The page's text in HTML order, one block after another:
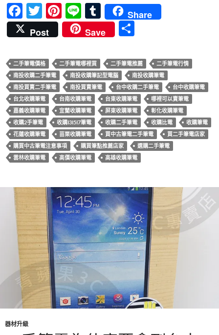
F
ac
e
b
o
o
k
T
w
itt
er
Pi
nt
er
es
t
Li
n
e
T
u
m
bl
r
Share
Post
Save
二手筆電價格 二手筆電哪裡買 二手筆電推薦
二手筆電行情
南投收購二手筆電
南投收購筆記型電腦
南投收購筆電
南投買賣二手筆電
南投買賣筆電 台中收購二手筆電
台中收購筆電
台北收購筆電
台南收購筆電 台東收購筆電
哪裡可以賣筆電
嘉義收購筆電
宜蘭收購筆電 屏東收購筆電
彰化收購筆電
收購2手筆電
收購I3I5I7筆電 收購二手筆電 收購比電
收購筆電
花蓮收購筆電
苗栗收購筆電 買中古筆電二手筆電
買二手筆電店家
購買中古筆電注意事項
購買筆點推薦店家
選購二手筆電
雲林收購筆電
高價收購筆電 高雄收購筆電
器材升級